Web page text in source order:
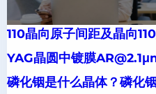
110晶向原子间距及晶向
YAG晶圆中镀膜
磷化铟是什么晶体？磷化